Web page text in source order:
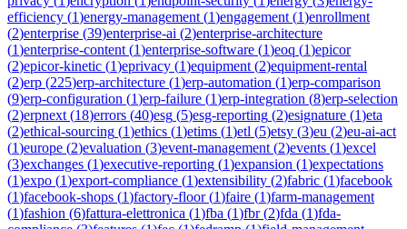
efficiency (1)energy-management (1)engagement (1)enrollment
(2)enterprise (39)enterprise-ai (2)enterprise-architecture
(1)enterprise-content (1)enterprise-software (1)eoq (1)epicor
(2)epicor-kinetic (1)eprivacy (1)equipment (2)equipment-rental
(2)erp (225)erp-architecture (1)erp-automation (1)erp-comparison
(9)erp-configuration (1)erp-failure (1)erp-integration (8)erp-selection
(2)erpnext (18)errors (40)esg (5)esg-reporting (2)esignature (1)eta
(2)ethical-sourcing (1)ethics (1)etims (1)etl (5)etsy (3)eu (2)eu-ai-act
(1)europe (2)evaluation (3)event-management (2)events (1)excel
(3)exchanges (1)executive-reporting (1)expansion (1)expectations
(1)expo (1)export-compliance (1)extensibility (2)fabric (1)facebook
(1)facebook-shops (1)factory-floor(1)faire (1)farm-management
(1)fashion (6)fattura-elettronica (1)fba (1)fbr(2)fda (1)fda-